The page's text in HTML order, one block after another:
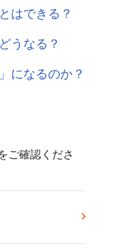
はできる？
うなる？
になるのか？
ご確認くださ